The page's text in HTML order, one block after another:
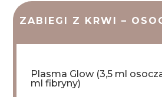
ZABIEGI Z KRWI –
Plasma Glow (3,5 ml
ml fibryny)